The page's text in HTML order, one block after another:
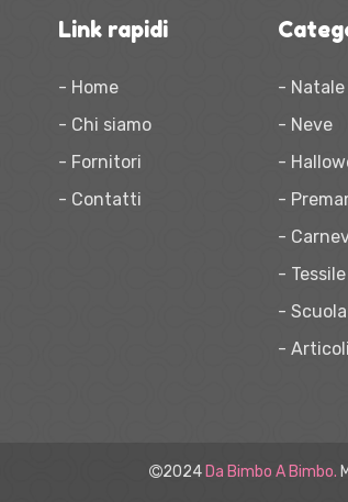
Link rapidi
- Home
- Chi siamo
- Fornitori
- Contatti
- Natale
- Neve
-
-
-
- Tessile
- Scuola
-
2024 Da Bimbo A Bimbo.